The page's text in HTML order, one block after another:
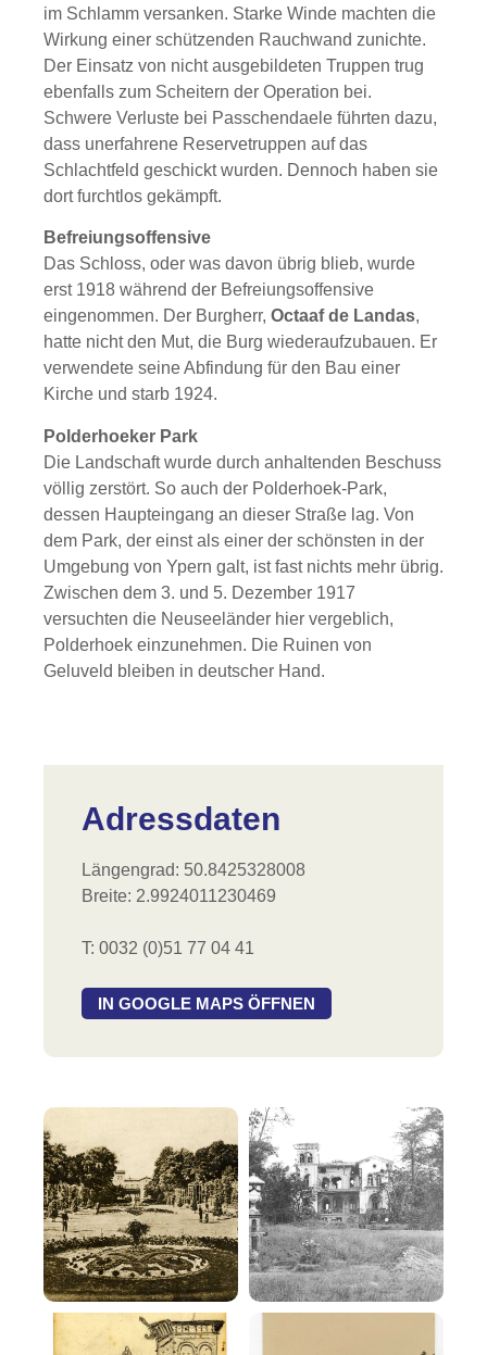
im Schlamm versanken. Starke Winde machten die
Wirkung einer schützenden Rauchwand zunichte.
Der Einsatz von nicht ausgebildeten Truppen trug
ebenfalls zum Scheitern der Operation bei.
Schwere Verluste bei Passchendaele führten dazu,
dass unerfahrene Reservetruppen auf das
Schlachtfeld geschickt wurden. Dennoch haben sie
dort furchtlos gekämpft.
Befreiungsoffensive
Das Schloss, oder was davon übrig blieb, wurde
erst 1918 während der Befreiungsoffensive
eingenommen. Der Burgherr, Octaaf de Landas,
hatte nicht den Mut, die Burg wiederaufzubauen. Er
verwendete seine Abfindung für den Bau einer
Kirche und starb 1924.
Polderhoeker Park
Die Landschaft wurde durch anhaltenden Beschuss
völlig zerstört. So auch der Polderhoek-Park,
dessen Haupteingang an dieser Straße lag. Von
dem Park, der einst als einer der schönsten in der
Umgebung von Ypern galt, ist fast nichts mehr übrig.
Zwischen dem 3. und 5. Dezember 1917
versuchten die Neuseeländer hier vergeblich,
Polderhoek einzunehmen. Die Ruinen von
Geluveld bleiben in deutscher Hand.
Adressdaten
Längengrad: 50.8425328008
Breite: 2.9924011230469
T: 0032 (0)51 77 04 41
IN GOOGLE MAPS ÖFFNEN